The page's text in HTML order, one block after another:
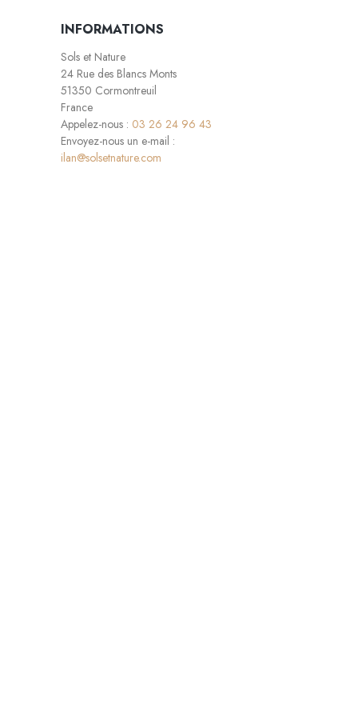
INFORMATIONS
Sols et Nature
24 Rue des Blancs Monts
51350 Cormontreuil
France
Appelez-nous : 03 26 24 96 43
Envoyez-nous un e-mail :
ilan@solsetnature.com